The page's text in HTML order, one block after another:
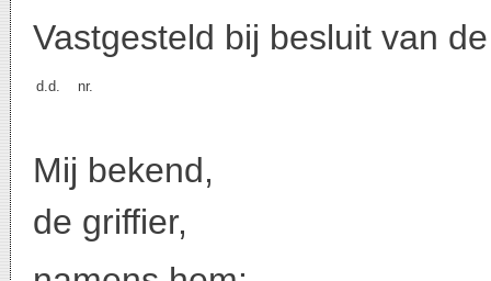
Vastgesteld bij besluit van
d.d. nr.
Mij bekend,
de griffier,